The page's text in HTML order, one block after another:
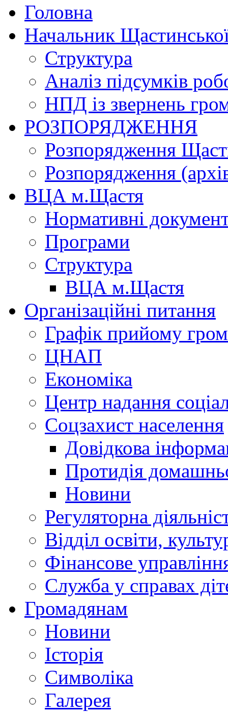
Головна
Начальник
Структура
Аналіз підсумків
НПД із звернень
РОЗПОРЯДЖЕННЯ
Розпорядження
Розпорядження
ВЦА м.Щастя
Нормативні
Програми
Структура
ВЦА м.Щастя
Організаційні питання
Графік прийому
ЦНАП
Економіка
Центр надання
Соцзахист населення
Довідкова
Протидія
Новини
Регуляторна
Відділ освіти,
Фінансове
Служба у справах
Громадянам
Новини
Історія
Символіка
Галерея